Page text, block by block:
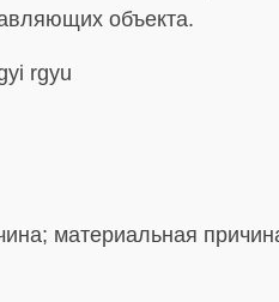
объекта.
rgyu
материальная